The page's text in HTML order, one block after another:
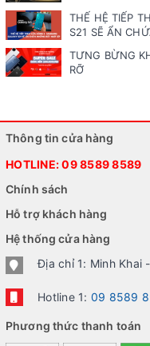
THẾ HỆ TIẾP
S21 SẼ ẨN
TƯNG BỪNG
RỠ
Thông tin cửa hàng
HOTLINE:09 8589 8589
Chính sách
Hỗ trợ khách hàng
Hệ thống cửa hàng
Địa chỉ 1: Minh Khai
Hotline 1: 09 8589
Phương thức thanh toán